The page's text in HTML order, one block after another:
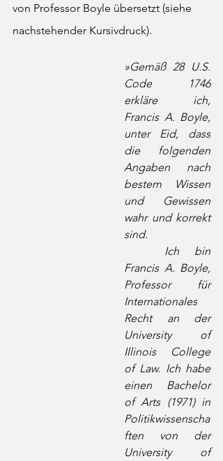
von Professor Boyle übersetzt (siehe
nachstehender Kursivdruck).
»Gemäß 28 U.S.
Code 1746
erkläre ich,
Francis A. Boyle,
unter Eid, dass
die folgenden
Angaben nach
bestem Wissen
und Gewissen
wahr und korrekt
sind.
Francis A. Boyle,
Professor für
Internationales
Recht an der
University of
Illinois College
of Law. Ich habe
einen Bachelor
of Arts (1971) in
Politikwissenscha
ften von der
University of